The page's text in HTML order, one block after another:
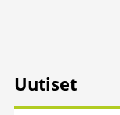
Uutiset